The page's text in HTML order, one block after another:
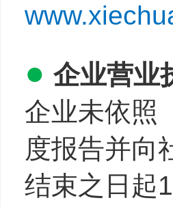
● 企业营业
企业未依照
度报告并向
结束之日起